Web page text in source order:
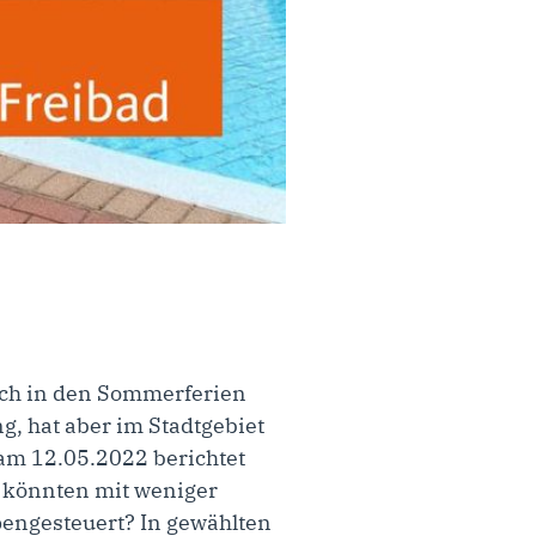
in den Sommerferien
hat aber im Stadtgebiet
12.05.2022 berichtet
mit weniger
In gewählten